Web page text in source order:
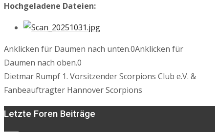
Hochgeladene Dateien:
Anklicken für Daumen nach unten.0Anklicken für
Daumen nach oben.0
Dietmar Rumpf 1. Vorsitzender Scorpions Club e.V. &
Fanbeauftragter Hannover Scorpions
Letzte Foren Beiträge